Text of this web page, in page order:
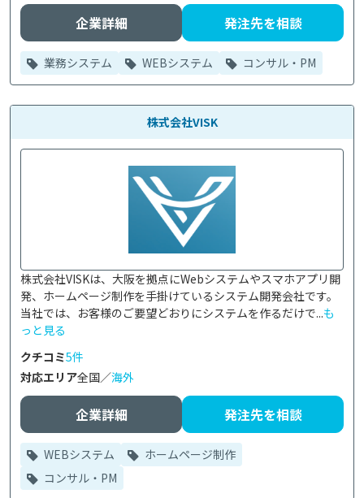
企業詳細 発注先を相談
業務システム WEBシステム コンサル・PM
株式会社VISK
株式会社VISKは、大阪を拠点にWebシステムやスマホアプリ開
発、ホームページ制作を手掛けているシステム開発会社です。
当社では、お客様のご要望どおりにシステムを作るだけで...も
っと見る
クチコミ5件
対応エリア全国／海外
企業詳細 発注先を相談
WEBシステム
ホームページ制作
コンサル・PM